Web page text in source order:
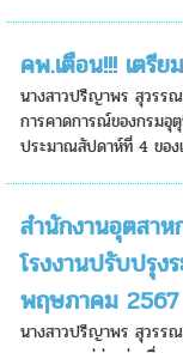
คพ.เตือน!!! เตรี
นางสาวปรีญาพร สุวรร
การคาดการณ์ของกรมอุ
ประมาณสัปดาห์ที่ 4 ของ
สำนักงานอุตสา
โรงงานปรับปรุง
พฤษภาคม 2567
นางสาวปรีญาพร สุวรร